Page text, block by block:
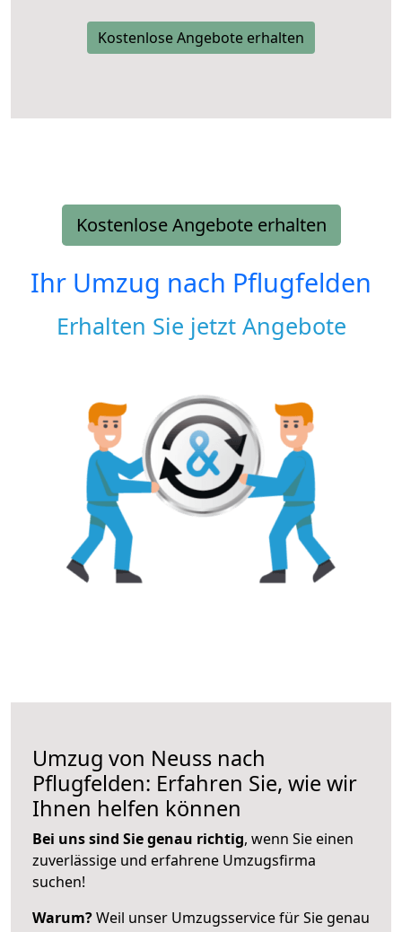
Kostenlose Angebote erhalten
Kostenlose Angebote erhalten
Ihr Umzug nach Pflugfelden
Erhalten Sie jetzt Angebote
Umzug von Neuss nach
Pflugfelden: Erfahren Sie, wie wir
Ihnen helfen können
Bei uns sind Sie genau richtig, wenn Sie einen
zuverlässige und erfahrene Umzugsfirma
suchen!
Warum?Weil unser Umzugsservice für Sie genau